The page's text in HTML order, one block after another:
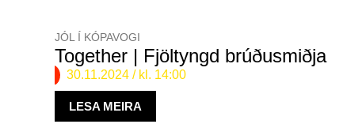
JÓL Í KÓPAVOGI
Together | Fjöltyngd brúðusmiðja
30.11.2024 / kl. 14:00
LESA MEIRA